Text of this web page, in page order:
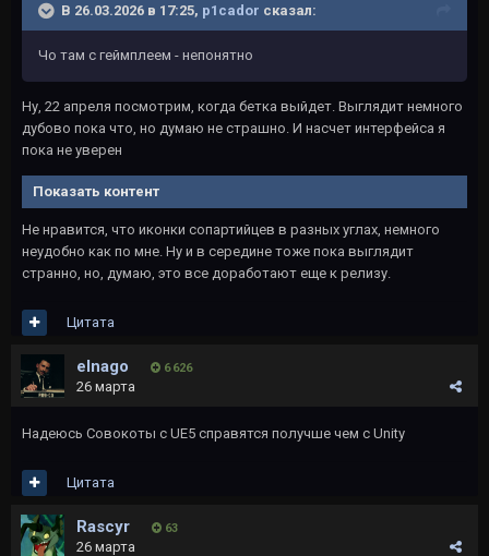
В 26.03.2026 в 17:25, p1cador сказал:
Чо там с геймплеем - непонятно
Ну, 22 апреля посмотрим, когда бетка выйдет. Выглядит немного
дубово пока что, но думаю не страшно. И насчет интерфейса я
пока не уверен
Показать контент
Не нравится, что иконки сопартийцев в разных углах, немного
неудобно как по мне. Ну и в середине тоже пока выглядит
странно, но, думаю, это все доработают еще к релизу.
Цитата
elnago 6 626
26 марта
Надеюсь Совокоты с UE5 справятся получше чем с Unity
Цитата
Rascyr 63
26 марта